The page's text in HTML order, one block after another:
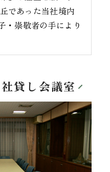
であった当社境内
・崇敬者の手により
貸し会議室